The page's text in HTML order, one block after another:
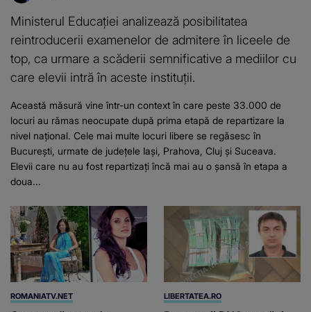
Ministerul Educației analizează posibilitatea
reintroducerii examenelor de admitere în liceele de
top, ca urmare a scăderii semnificative a mediilor cu
care elevii intră în aceste instituții.
Această măsură vine într-un context în care peste 33.000 de
locuri au rămas neocupate după prima etapă de repartizare la
nivel național. Cele mai multe locuri libere se regăsesc în
București, urmate de județele Iași, Prahova, Cluj și Suceava.
Elevii care nu au fost repartizați încă mai au o șansă în etapa a
doua...
ROMANIATV.NET LIBERTATEA.RO